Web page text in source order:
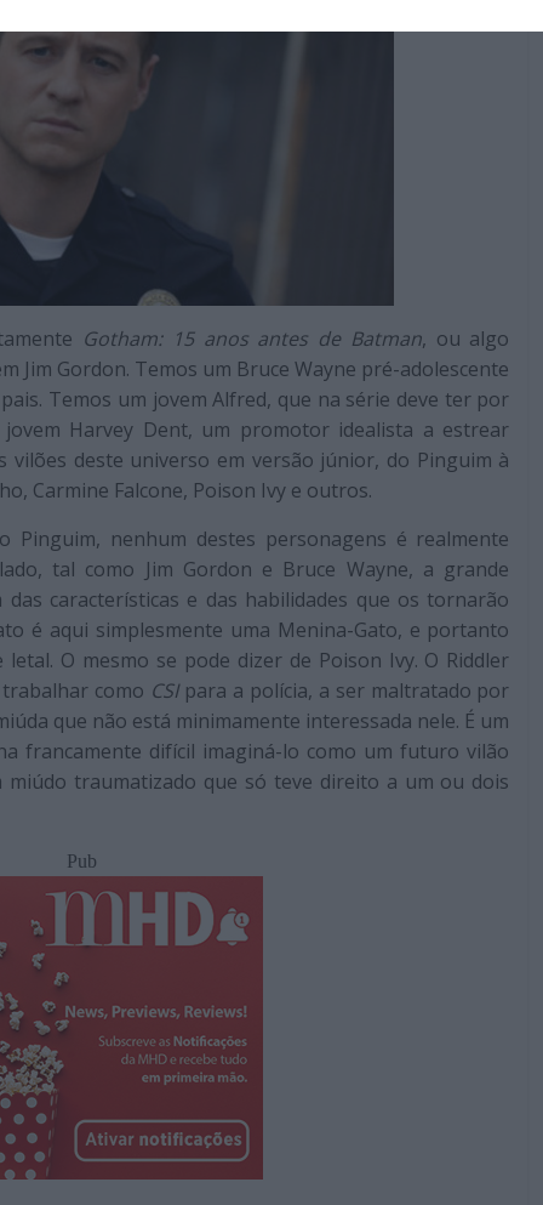
Gotham: 15 anos antes de Batman, ou algo
Jim Gordon. Temos um Bruce Wayne pré-adolescente
Temos um jovem Alfred, que na série deve ter por
Harvey Dent, um promotor idealista a estrear
vilões deste universo em versão júnior, do Pinguim à
Carmine Falcone, Poison Ivy e outros.
Pinguim, nenhum destes personagens é realmente
tal como Jim Gordon e Bruce Wayne, a grande
características e das habilidades que os tornarão
é aqui simplesmente uma Menina-Gato, e portanto
O mesmo se pode dizer de Poison Ivy. O Riddler
como CSIpara a polícia, a ser maltratado por
que não está minimamente interessada nele. É um
francamente difícil imaginá-lo como um futuro vilão
traumatizado que só teve direito a um ou dois
Pub